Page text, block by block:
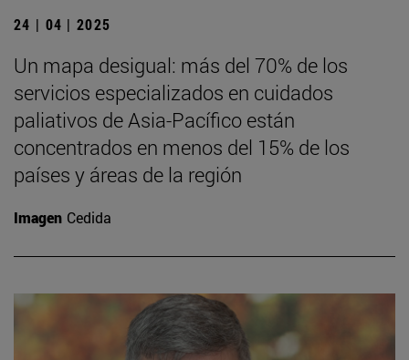
24 | 04 | 2025
Un mapa desigual: más del 70% de los
servicios especializados en cuidados
paliativos de Asia-Pacífico están
concentrados en menos del 15% de los
países y áreas de la región
Imagen Cedida